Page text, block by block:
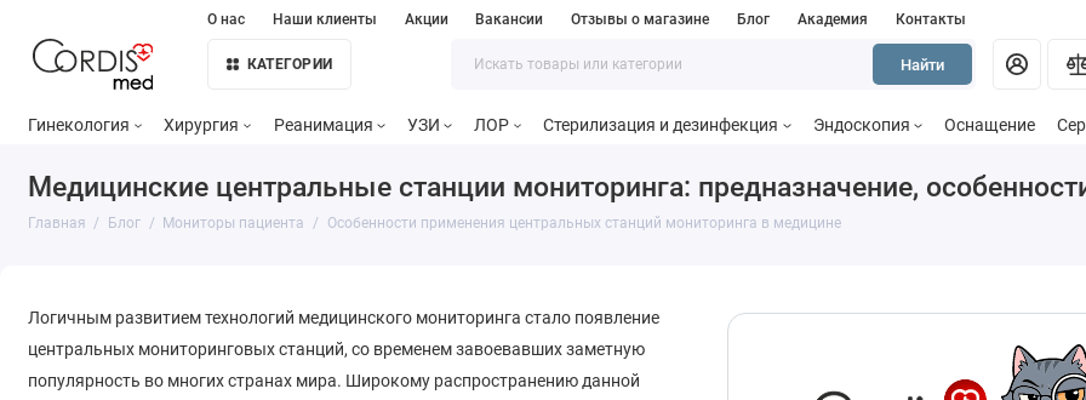
О нас Наши клиенты Акции Вакансии Отзывы о магазине Блог Академия Контакты
КАТЕГОРИИ Найти
Гинекология Хирургия Реанимация УЗИ ЛОР Стерилизация и дезинфекция Эндоскопия Оснащение
Медицинские центральные станции мониторинга: предназначение,
Главная Блог Мониторы пациента Особенности применения центральных станций мониторинга в медицине
Логичным развитием технологий медицинского мониторинга стало появление
центральных мониторинговых станций, со временем завоевавших заметную
популярность во многих странах мира. Широкому распространению данной